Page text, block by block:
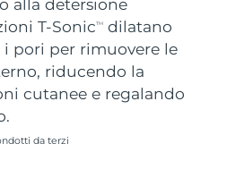
T-SonicTM
dilatano
pori per rimuovere le
riducendo la
cutanee e regalando
da terzi
Consegna stimata 8/8/26